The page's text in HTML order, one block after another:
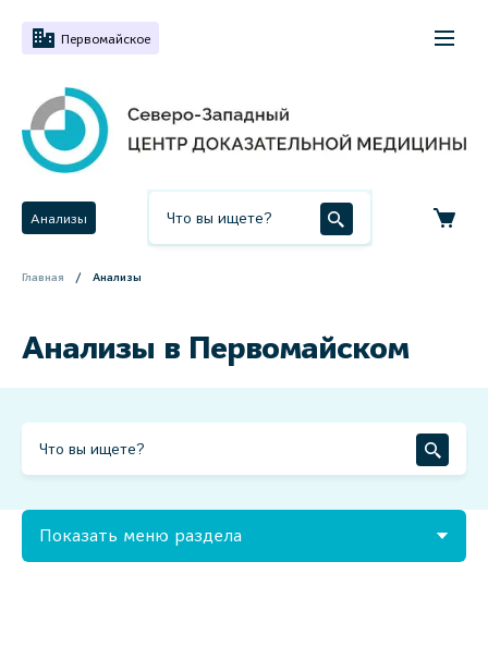
Первомайское
Анализы
Главная Анализы
Анализы в Первомайском
Показать меню раздела